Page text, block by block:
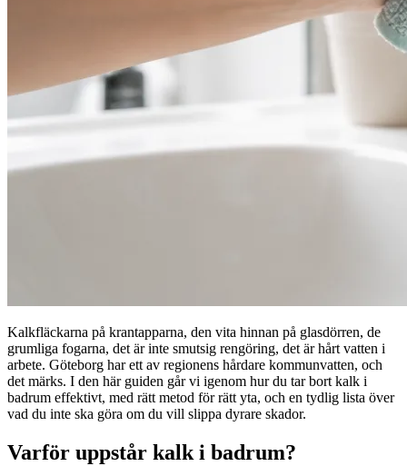
Kalkfläckarna på krantapparna, den vita hinnan på glasdörren, de
grumliga fogarna, det är inte smutsig rengöring, det är hårt vatten i
arbete. Göteborg har ett av regionens hårdare kommunvatten, och
det märks. I den här guiden går vi igenom hur du tar bort kalk i
badrum effektivt, med rätt metod för rätt yta, och en tydlig lista över
vad du inte ska göra om du vill slippa dyrare skador.
Varför uppstår kalk i badrum?